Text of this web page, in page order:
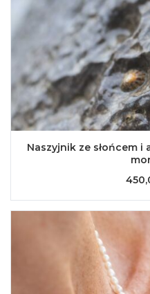
Naszyjnik ze słońcem